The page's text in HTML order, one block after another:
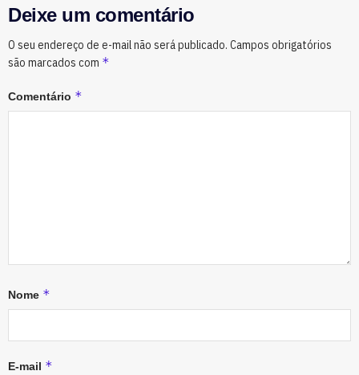
Deixe um comentário
O seu endereço de e-mail não será publicado. Campos obrigatórios
são marcados com *
Comentário *
Nome *
E-mail *